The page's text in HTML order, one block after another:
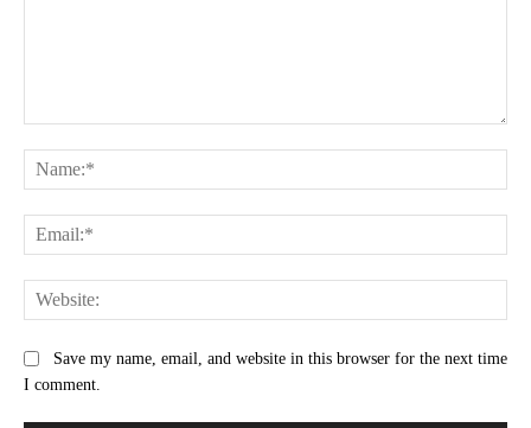
Save my name, email, and website in this browser for the next time
I comment.